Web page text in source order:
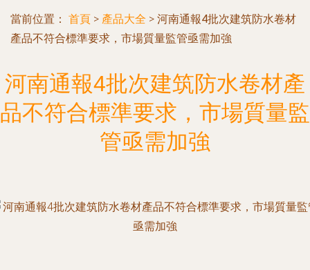
當前位置： 首頁 > 產品大全 > 河南通報4批次建筑防水卷材
產品不符合標準要求，市場質量監管亟需加強
河南通報4批次建筑防水卷材產
品不符合標準要求，市場質量監
管亟需加強